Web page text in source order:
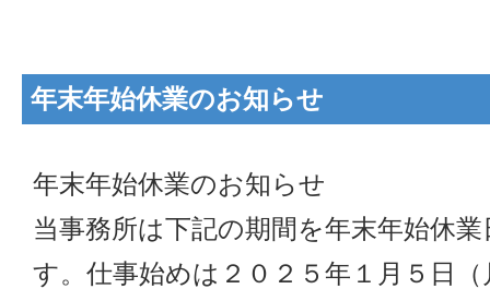
年末年始休業のお知らせ
年末年始休業のお知らせ
当事務所は下記の期間を年末年始休
す。仕事始めは２０２５年１月５日